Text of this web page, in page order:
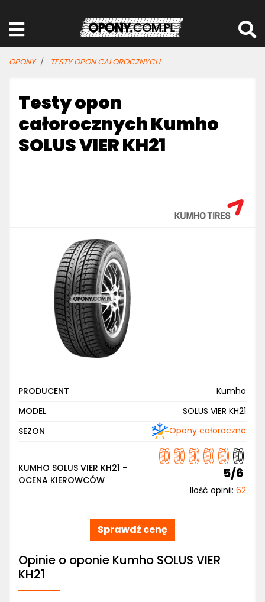
OPONY TESTY OPON CALOROCZNYCH
Testy opon
całorocznych Kumho
SOLUS VIER KH21
PRODUCENT
Kumho
MODEL
SOLUS VIER KH21
SEZON
Opony całoroczne
KUMHO SOLUS VIER KH21 -
OCENA KIEROWCÓW
5/6
Ilość opinii: 62
Sprawdź cenę
Opinie o oponie Kumho SOLUS VIER
KH21